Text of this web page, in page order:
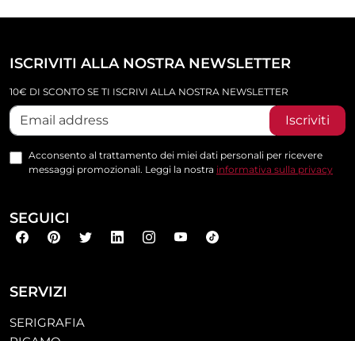
SERVIZI
SERIGRAFIA
ISCRIVITI ALLA NOSTRA NEWSLETTER
10€ DI SCONTO SE TI ISCRIVI ALLA NOSTRA NEWSLETTER
Iscriviti
Acconsento al trattamento dei miei dati personali per ricevere
messaggi promozionali. Leggi la nostra informativa sulla privacy
SEGUICI